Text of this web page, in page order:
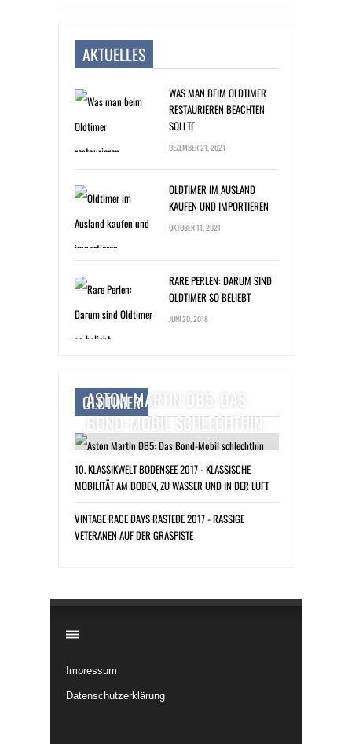
AKTUELLES
WAS MAN BEIM OLDTIMER
RESTAURIEREN BEACHTEN
SOLLTE
DEZEMBER 21, 2021
OLDTIMER IM AUSLAND
KAUFEN UND IMPORTIEREN
OKTOBER 11, 2021
RARE PERLEN: DARUM SIND
OLDTIMER SO BELIEBT
JUNI 20, 2018
OLDTIMER
ASTON MARTIN DB5: DAS
BOND-MOBIL SCHLECHTHIN
10. KLASSIKWELT BODENSEE 2017 - KLASSISCHE
MOBILITÄT AM BODEN, ZU WASSER UND IN DER LUFT
VINTAGE RACE DAYS RASTEDE 2017 - RASSIGE
VETERANEN AUF DER GRASPISTE
Impressum
Datenschutzerklärung